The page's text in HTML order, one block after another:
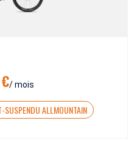
/ mois
SUSPENDU ALLMOUNTAIN